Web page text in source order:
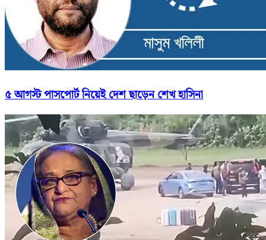
৫ আগস্ট পাসপোর্ট নিয়েই দেশ ছাড়েন শেখ হাসিনা